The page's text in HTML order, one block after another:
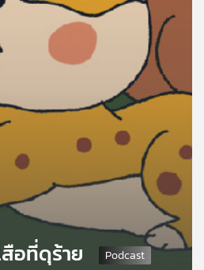
สือที่ดุร้าย